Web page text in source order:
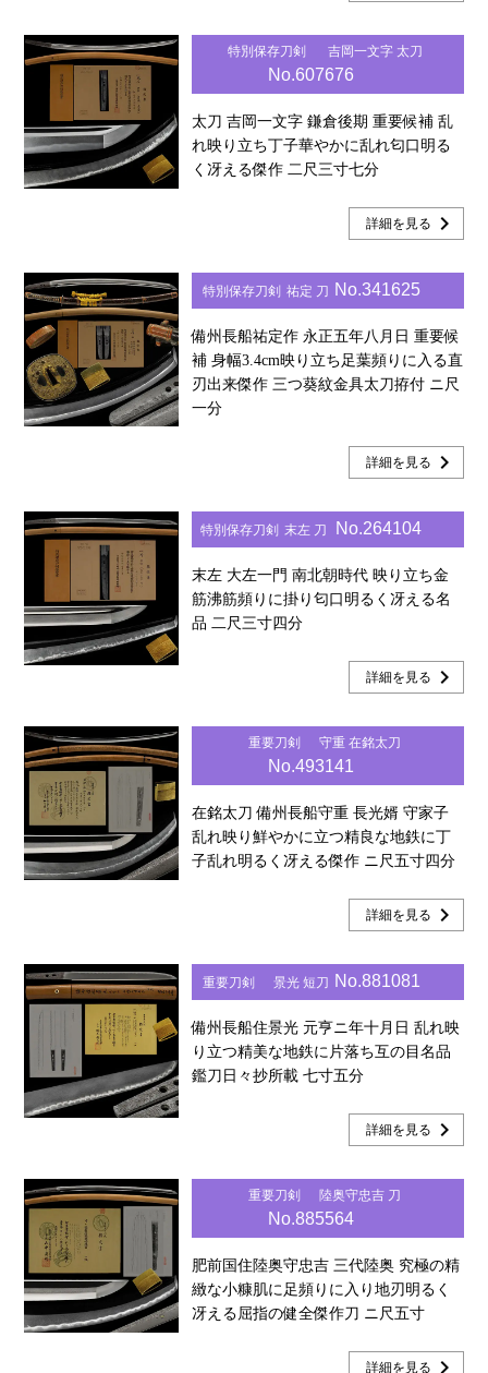
特別保存刀剣 吉岡一文字 太刀
No.607676
太刀 吉岡一文字 鎌倉後期 重要候補 乱
れ映り立ち丁子華やかに乱れ匂口明る
く冴える傑作 二尺三寸七分
詳細を見る chevron_right
特別保存刀剣 祐定 刀 No.341625
備州長船祐定作 永正五年八月日 重要候
補 身幅3.4cm映り立ち足葉頻りに入る直
刃出来傑作 三つ葵紋金具太刀拵付 ニ尺
一分
詳細を見る chevron_right
特別保存刀剣 末左 刀 No.264104
末左 大左一門 南北朝時代 映り立ち金
筋沸筋頻りに掛り匂口明るく冴える名
品 二尺三寸四分
詳細を見る chevron_right
重要刀剣 守重 在銘太刀
No.493141
在銘太刀 備州長船守重 長光婿 守家子
乱れ映り鮮やかに立つ精良な地鉄に丁
子乱れ明るく冴える傑作 ニ尺五寸四分
詳細を見る chevron_right
重要刀剣 景光 短刀 No.881081
備州長船住景光 元亨ニ年十月日 乱れ映
り立つ精美な地鉄に片落ち互の目名品
鑑刀日々抄所載 七寸五分
詳細を見る chevron_right
重要刀剣 陸奥守忠吉 刀
No.885564
肥前国住陸奥守忠吉 三代陸奥 究極の精
緻な小糠肌に足頻りに入り地刃明るく
冴える屈指の健全傑作刀 ニ尺五寸
詳細を見る chevron_right